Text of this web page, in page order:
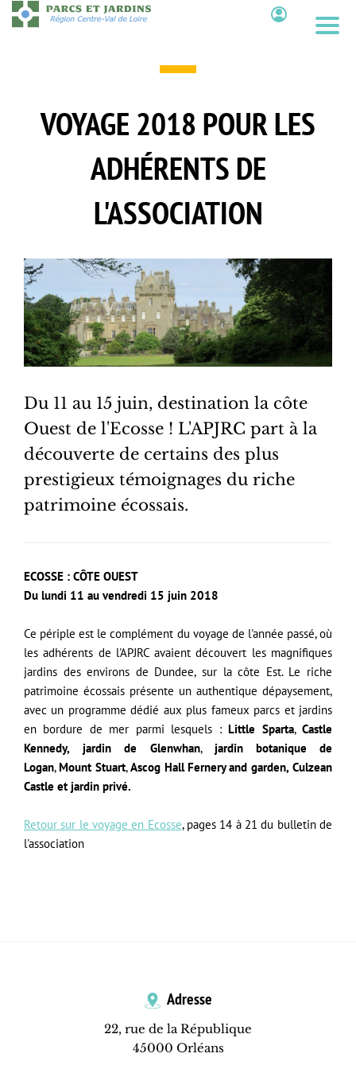
Aller
au
VOYAGE 2018 POUR LES
ADHÉRENTS DE
L'ASSOCIATION
Du 11 au 15 juin, destination la côte
Ouest de l'Ecosse ! L'APJRC part à la
découverte de certains des plus
prestigieux témoignages du riche
patrimoine écossais.
ECOSSE : CÔTE OUEST
Du lundi 11 au vendredi 15 juin 2018
Ce périple est le complément du voyage de l'année passé, où
les adhérents de l'APJRC avaient découvert les magnifiques
jardins des environs de Dundee, sur la côte Est. Le riche
patrimoine écossais présente un authentique dépaysement,
avec un programme dédié aux plus fameux parcs et jardins
en bordure de mer parmi lesquels :Little Sparta,Castle
Kennedy,
jardin de Glenwhan, jardin botanique de
Logan,Mount Stuart,Ascog Hall Fernery and garden, Culzean
Castle et jardin privé.
Retour sur le voyage en Ecosse, pages 14 à 21 du bulletin de
l'association
Adresse
22, rue de la République
45000 Orléans